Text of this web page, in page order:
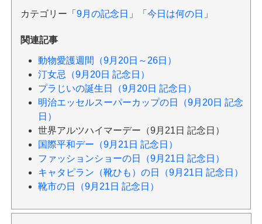
カテゴリー「 9月の記念日 」「 今日は何の日 」
関連記事
動物愛護週間（9月20日～26日）
汀女忌（9月20日 記念日）
プラじいの誕生日（9月20日 記念日）
明治エッセルスーパーカップの日（9月20日 記念
日）
世界アルツハイマーデー（9月21日 記念日）
国際平和デー（9月21日 記念日）
ファッションショーの日（9月21日 記念日）
キャタピラン（靴ひも）の日（9月21日 記念日）
靴市の日（9月21日 記念日）